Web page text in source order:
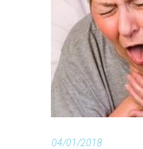
04/01/2018